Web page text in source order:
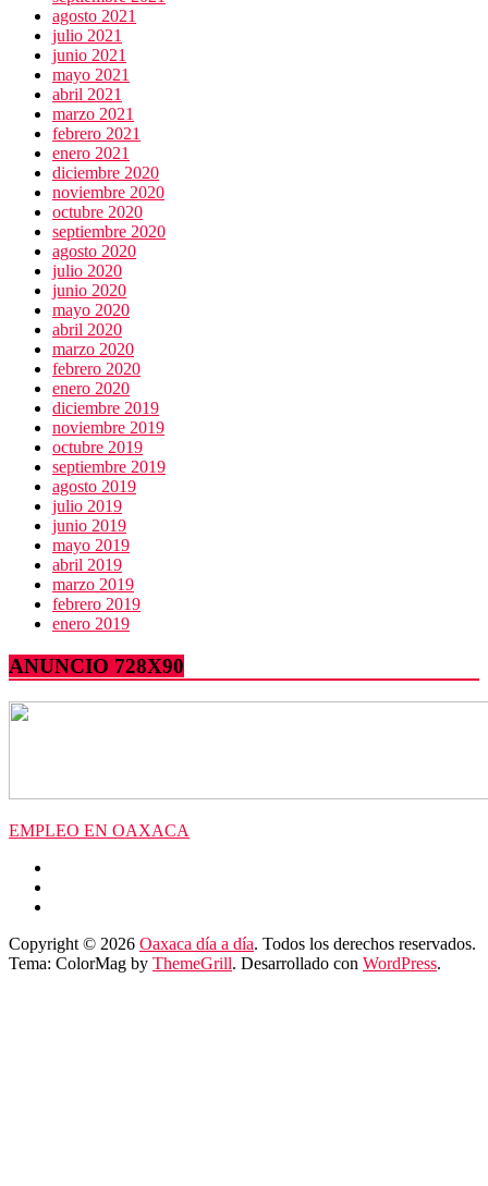
agosto 2021
julio 2021
junio 2021
mayo 2021
abril 2021
marzo 2021
febrero 2021
enero 2021
diciembre 2020
noviembre 2020
octubre 2020
septiembre 2020
agosto 2020
julio 2020
junio 2020
mayo 2020
abril 2020
marzo 2020
febrero 2020
enero 2020
diciembre 2019
noviembre 2019
octubre 2019
septiembre 2019
agosto 2019
julio 2019
junio 2019
mayo 2019
abril 2019
marzo 2019
febrero 2019
enero 2019
ANUNCIO 728X90
EMPLEO EN OAXACA
Copyright © 2026 Oaxaca día a día. Todos los derechos reservados.
Tema: ColorMag by ThemeGrill. Desarrollado con WordPress.